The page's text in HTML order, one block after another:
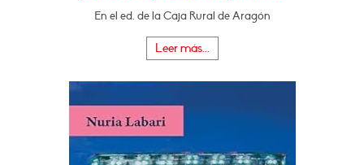
En el ed. de la Caja Rural de Aragón
Leer más...